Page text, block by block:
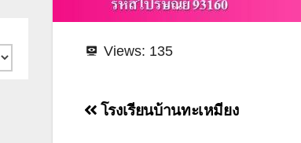
Views: 135
แนะแนว
โรงเรียนบ้านทะเหมียง